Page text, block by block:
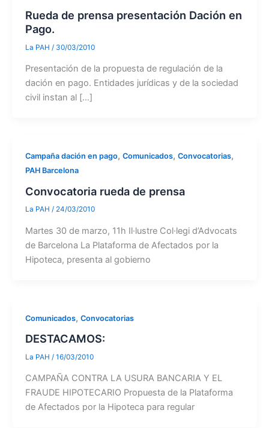
Rueda de prensa presentación Dación en
Pago.
La PAH / 30/03/2010
Presentación de la propuesta de regulación de la
dación en pago. Entidades jurídicas y de la sociedad
civil instan al […]
Campaña dación en pago, Comunicados, Convocatorias,
PAH Barcelona
Convocatoria rueda de prensa
La PAH / 24/03/2010
Martes 30 de marzo, 11h Il·lustre Col·legi d’Advocats
de Barcelona La Plataforma de Afectados por la
Hipoteca, presenta al gobierno
Comunicados, Convocatorias
DESTACAMOS:
La PAH / 16/03/2010
CAMPAÑA CONTRA LA USURA BANCARIA Y EL
FRAUDE HIPOTECARIO Propuesta de la Plataforma
de Afectados por la Hipoteca para regular